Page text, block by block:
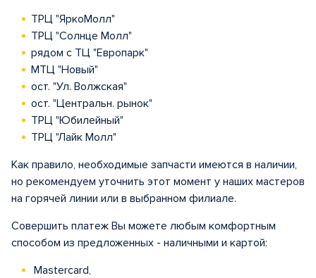
ТРЦ "ЯркоМолл"
ТРЦ "Солнце Молл"
рядом с ТЦ "Европарк"
МТЦ "Новый"
ост. "Ул. Волжская"
ост. "Центральн. рынок"
ТРЦ "Юбилейный"
ТРЦ "Лайк Молл"
Как правило, необходимые запчасти имеются в наличии,
но рекомендуем уточнить этот момент у наших мастеров
на горячей линии или в выбранном филиале.
Совершить платеж Вы можете любым комфортным
способом из предложенных - наличными и картой:
Mastercard,